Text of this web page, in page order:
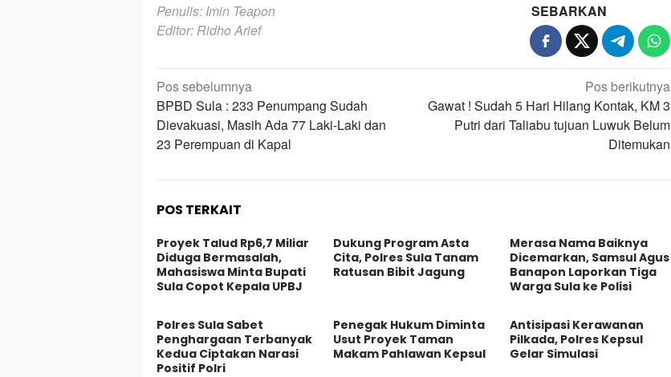
Penulis: Imin Teapon
Editor: Ridho Arief
SEBARKAN
Navigasi
pos
Pos sebelumnya
BPBD Sula : 233 Penumpang Sudah
Dievakuasi, Masih Ada 77 Laki-Laki dan
23 Perempuan di Kapal
Pos berikutnya
Gawat ! Sudah 5 Hari Hilang Kontak, KM 3
Putri dari Taliabu tujuan Luwuk Belum
Ditemukan
POS TERKAIT
Proyek Talud Rp6,7 Miliar
Diduga Bermasalah,
Mahasiswa Minta Bupati
Sula Copot Kepala UPBJ
Dukung Program Asta
Cita, Polres Sula Tanam
Ratusan Bibit Jagung
Merasa Nama Baiknya
Dicemarkan, Samsul Agus
Banapon Laporkan Tiga
Warga Sula ke Polisi
Polres Sula Sabet
Penghargaan Terbanyak
Kedua Ciptakan Narasi
Positif Polri
Penegak Hukum Diminta
Usut Proyek Taman
Makam Pahlawan Kepsul
Antisipasi Kerawanan
Pilkada, Polres Kepsul
Gelar Simulasi